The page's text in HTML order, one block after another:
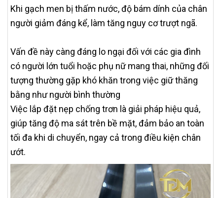
Khi gạch men bị thấm nước, độ bám dính của chân
người giảm đáng kể, làm tăng nguy cơ trượt ngã.
Vấn đề này càng đáng lo ngại đối với các gia đình
có người lớn tuổi hoặc phụ nữ mang thai, những đối
tượng thường gặp khó khăn trong việc giữ thăng
bằng như người bình thường
Việc lắp đặt nẹp chống trơn là giải pháp hiệu quả,
giúp tăng độ ma sát trên bề mặt, đảm bảo an toàn
tối đa khi di chuyển, ngay cả trong điều kiện chân
ướt.